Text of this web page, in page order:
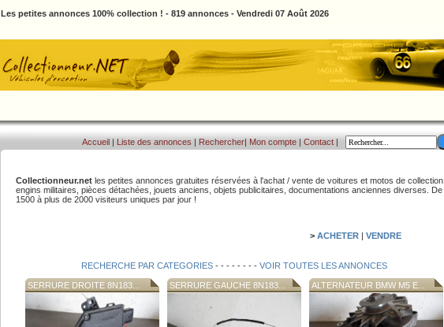
Les petites annonces 100% collection ! - 819 annonces - Vendredi 07 Août 2026
Accueil | Liste des annonces | Rechercher| Mon compte | Contact |
Collectionneur.net les petites annonces gratuites réservées à l'achat / vente de voitures et motos de collection,
engins militaires, pièces détachées, jouets anciens, objets publicitaires, documentations anciennes diverses. De
1500 à plus de 2000 visiteurs uniques par jour !
> ACHETER | VENDRE
RECHERCHE PAR CATEGORIES - - - - - - - -VOIR TOUTES LES ANNONCES
SERRURE DROITE 8N183... SERRURE GAUCHE 8N183... ALTERNATEUR BMW M5 E...